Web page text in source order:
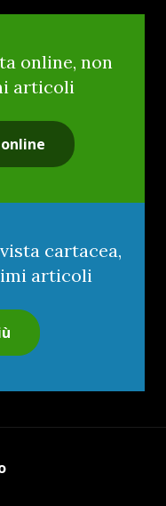
online, non
articoli
cartacea,
articoli